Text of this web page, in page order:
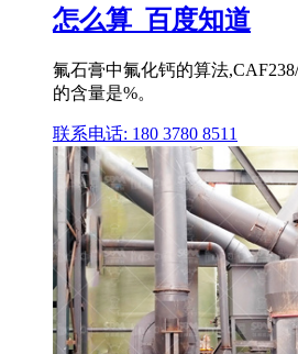
怎么算_百度知道
氟石膏中氟化钙的算法
的含量是%。
联系电话: 180 3780 8511